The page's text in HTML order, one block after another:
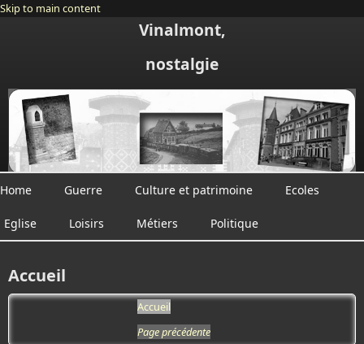
Skip to main content
Vinalmont,
nostalgie
Home Guerre Culture et patrimoine Ecoles
Eglise Loisirs Métiers Politique
Accueil
Accueil
Page précédente